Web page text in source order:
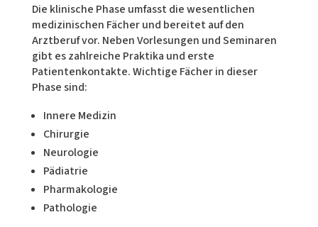
Die klinische Phase umfasst die wesentlichen
medizinischen Fächer und bereitet auf den
Arztberuf vor. Neben Vorlesungen und Seminaren
gibt es zahlreiche Praktika und erste
Patientenkontakte. Wichtige Fächer in dieser
Phase sind:
Innere Medizin
Chirurgie
Neurologie
Pädiatrie
Pharmakologie
Pathologie